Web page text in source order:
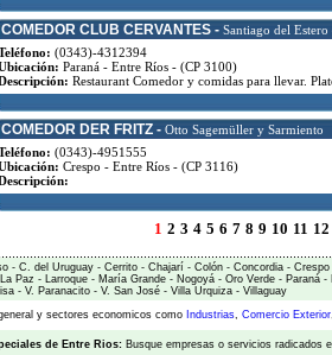
COMEDOR CLUB CERVANTES - Santiago del Estero
(0343)-4312394
Paraná - Entre Ríos - (CP 3100)
Restaurant Comedor y comidas para llevar.
COMEDOR DER FRITZ - Otto Sagemüller y Sarmiento
(0343)-4951555
Crespo - Entre Ríos - (CP 3116)
1 2 3 4 5 6 7 8 9 10 11 12
- C. del Uruguay - Cerrito - Chajarí - Colón - Concordia - Crespo
La Paz - Larroque - María Grande - Nogoyá - Oro Verde - Paraná -
- V. Paranacito - V. San José - Villa Urquiza - Villaguay
y sectores economicos como Industrias, Comercio Exterior,
de Entre Rios: Busque empresas o servicios radicados